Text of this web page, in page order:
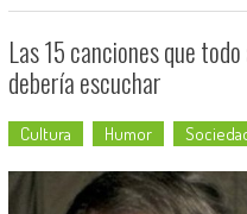
Las 15 canciones que
debería escuchar
Cultura Humor